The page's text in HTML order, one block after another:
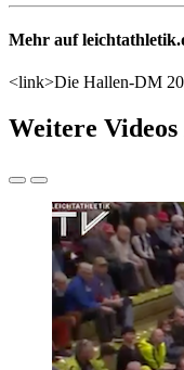
Mehr auf
<link>Die Hallen-DM
Weitere